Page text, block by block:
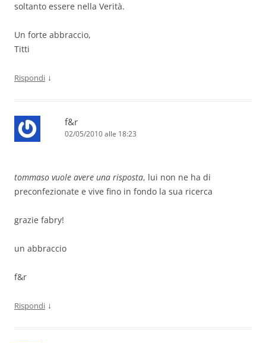
soltanto essere nella Verità.
Un forte abbraccio,
Titti
Rispondi ↓
f&r
02/05/2010 alle 18:23
tommaso vuole avere una risposta, lui non ne ha di
preconfezionate e vive fino in fondo la sua ricerca
grazie fabry!
un abbraccio
f&r
Rispondi ↓